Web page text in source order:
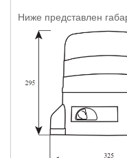
Ниже представлен